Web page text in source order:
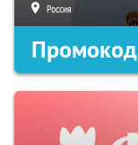
Россия
Промокод